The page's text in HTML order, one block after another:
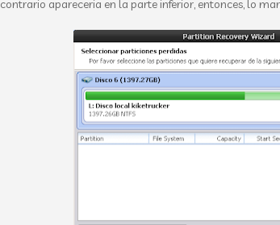
contrario apareceria en la parte inferior, entonces, lo